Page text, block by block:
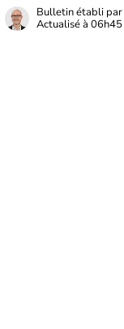
Bulletin établi par
Actualisé à 06h45